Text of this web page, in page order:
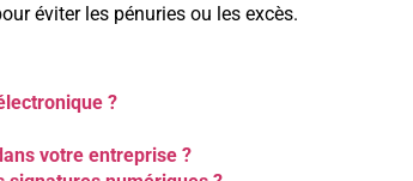
éviter les pénuries ou les excès.
?
votre entreprise ?